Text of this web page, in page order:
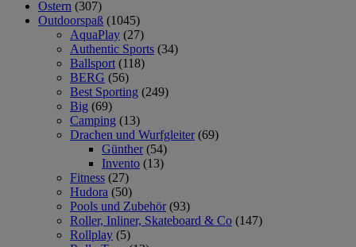
Ostern (307)
Outdoorspaß (1045)
AquaPlay (27)
Authentic Sports (34)
Ballsport (118)
BERG (56)
Best Sporting (249)
Big (69)
Camping (13)
Drachen und Wurfgleiter (69)
Günther (54)
Invento (13)
Fitness (27)
Hudora (50)
Pools und Zubehör (93)
Roller, Inliner, Skateboard & Co (147)
Rollplay (5)